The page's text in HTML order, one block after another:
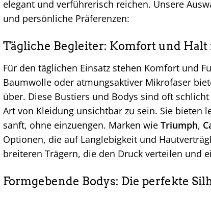
elegant und verführerisch reichen. Unsere
und persönliche Präferenzen:
Tägliche Begleiter: Komfort und
Für den täglichen Einsatz stehen Komfort und
Baumwolle oder atmungsaktiver Mikrofaser
über. Diese Bustiers und Bodys sind oft
Art von Kleidung unsichtbar zu sein. Sie
sanft, ohne einzuengen. Marken wie Triumph,
Optionen, die auf Langlebigkeit und
breiteren Trägern, die den Druck verteilen und
Formgebende Bodys: Die perfekte